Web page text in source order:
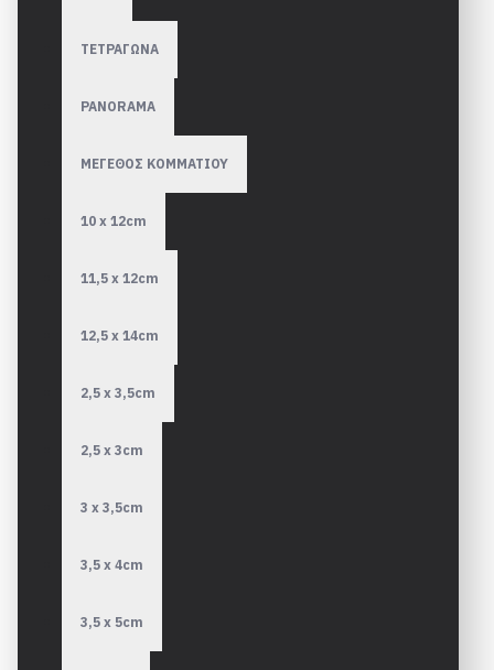
ΤΕΤΡΑΓΩΝΑ
PANORAMA
ΜΕΓΕΘΟΣ ΚΟΜΜΑΤΙΟΥ
10 x 12cm
11,5 x 12cm
12,5 x 14cm
2,5 x 3,5cm
2,5 x 3cm
3 x 3,5cm
3,5 x 4cm
3,5 x 5cm